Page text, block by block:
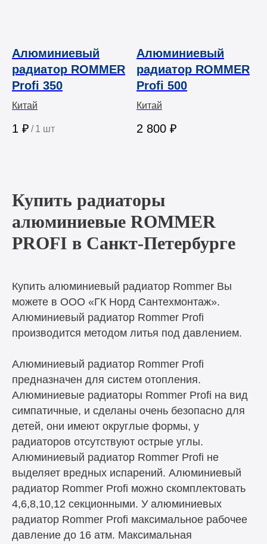
Алюминиевый
радиатор ROMMER
Profi 350
Китай
1 ₽ / 1 шт
Алюминиевый
радиатор ROMMER
Profi 500
Китай
2 800 ₽
Купить радиаторы
алюминиевые ROMMER
PROFI в Санкт-Петербурге
Купить алюминиевый радиатор Rommer Вы
можете в ООО «ГК Норд Сантехмонтаж».
Алюминиевый радиатор Rommer Profi
производится методом литья под давлением.
Алюминиевый радиатор Rommer Profi
предназначен для систем отопления.
Алюминиевые радиаторы Rommer Profi на вид
симпатичные, и сделаны очень безопасно для
детей, они имеют округлые формы, у
радиаторов отсутствуют острые углы.
Алюминиевый радиатор Rommer Profi не
выделяет вредных испарений. Алюминиевый
радиатор Rommer Profi можно скомплектовать
4,6,8,10,12 секционными. У алюминиевых
радиатор Rommer Profi максимальное рабочее
давление до 16 атм. Максимальная